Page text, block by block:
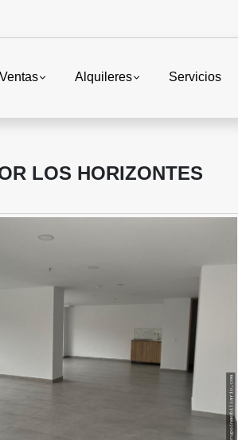
Ventas Alquileres Servicios
LOS HORIZONTES